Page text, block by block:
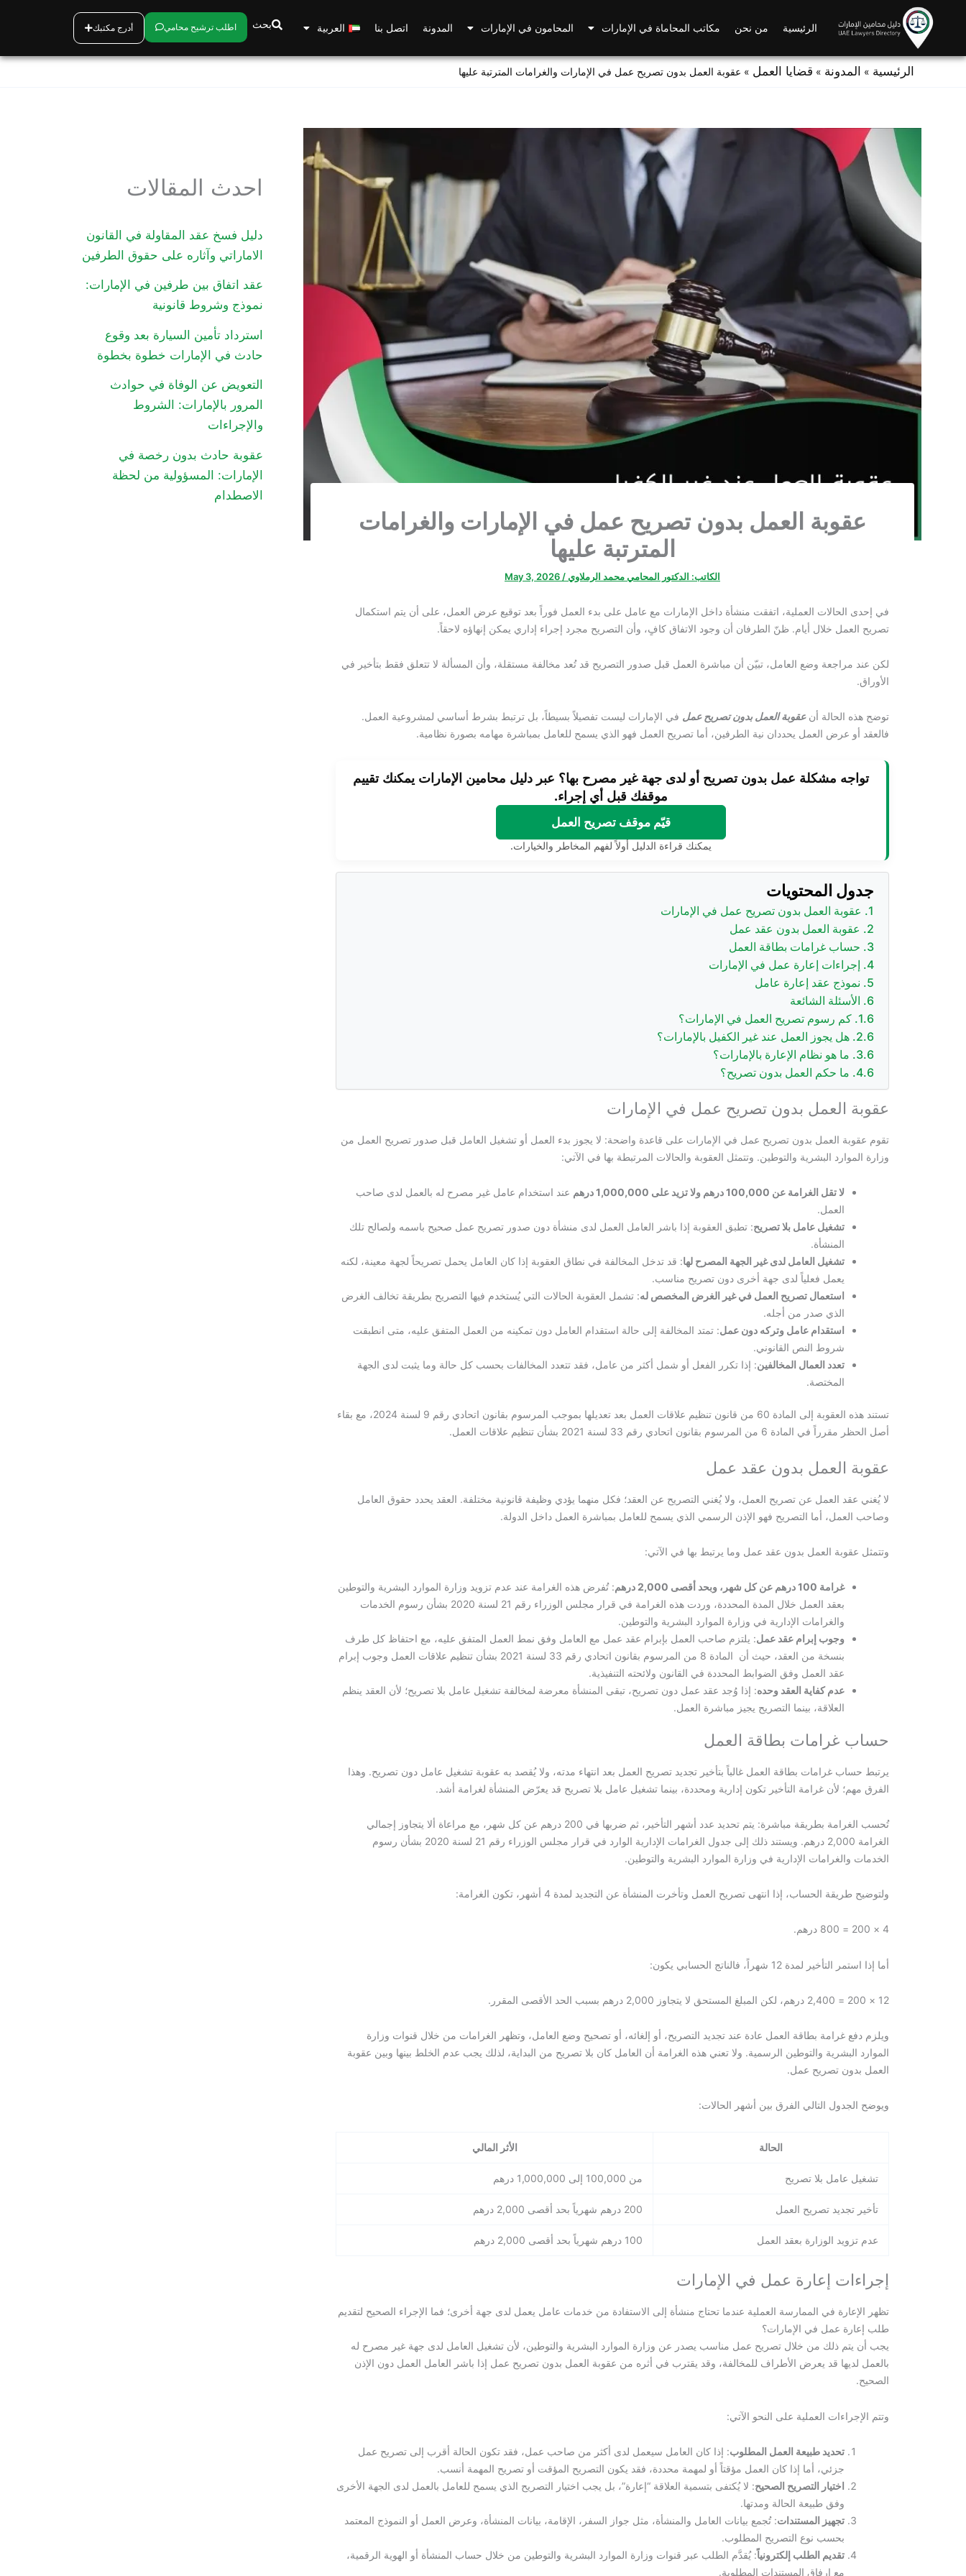
content
الرئيسية من نحن مكاتب المحاماة في الإمارات المحامون في الإمارات المدونة اتصل بنا العربية بحث اطلب ترشيح محامي أدرج مكتبك
الرئيسية » المدونة » قضايا العمل » عقوبة العمل بدون تصريح عمل في الإمارات والغرامات المترتبة عليها
عقوبة العمل بدون تصريح عمل في الإمارات والغرامات
المترتبة عليها
الكاتب: الدكتور المحامي محمد الرملاوي/
May 3, 2026
في إحدى الحالات العملية، اتفقت منشأة داخل الإمارات مع عامل على بدء العمل فوراً بعد توقيع عرض العمل، على أن يتم استكمال
تصريح العمل خلال أيام. ظنّ الطرفان أن وجود الاتفاق كافٍ، وأن التصريح مجرد إجراء إداري يمكن إنهاؤه لاحقاً.
لكن عند مراجعة وضع العامل، تبيّن أن مباشرة العمل قبل صدور التصريح قد تُعد مخالفة مستقلة، وأن المسألة لا تتعلق فقط بتأخير في
الأوراق.
توضح هذه الحالة أنعقوبة العمل بدون تصريح عمل في الإمارات ليست تفصيلاً بسيطاً، بل ترتبط بشرط أساسي لمشروعية العمل.
فالعقد أو عرض العمل يحددان نية الطرفين، أما تصريح العمل فهو الذي يسمح للعامل بمباشرة مهامه بصورة نظامية.
تواجه مشكلة عمل بدون تصريح أو لدى جهة غير مصرح بها؟ عبر دليل محامين الإمارات يمكنك تقييم
موقفك قبل أي إجراء.
قيّم موقف تصريح العمل
يمكنك قراءة الدليل أولاً لفهم المخاطر والخيارات.
جدول المحتويات
عقوبة العمل بدون تصريح عمل في الإمارات
عقوبة العمل بدون عقد عمل
حساب غرامات بطاقة العمل
إجراءات إعارة عمل في الإمارات
نموذج عقد إعارة عامل
الأسئلة الشائعة
كم رسوم تصريح العمل في الإمارات؟
هل يجوز العمل عند غير الكفيل بالإمارات؟
ما هو نظام الإعارة بالإمارات؟
ما حكم العمل بدون تصريح؟
عقوبة العمل بدون تصريح عمل في الإمارات
تقوم عقوبة العمل بدون تصريح عمل في الإمارات على قاعدة واضحة: لا يجوز بدء العمل أو تشغيل العامل قبل صدور تصريح العمل من
وزارة الموارد البشرية والتوطين. وتتمثل العقوبة والحالات المرتبطة بها في الآتي:
لا تقل الغرامة عن 100,000 درهم ولا تزيد على 1,000,000 درهم
عند استخدام عامل غير مصرح له بالعمل لدى صاحب
العمل.
تشغيل عامل بلا تصريح: تطبق العقوبة إذا باشر العامل العمل لدى منشأة دون صدور تصريح عمل صحيح باسمه ولصالح تلك
المنشأة.
تشغيل العامل لدى غير الجهة المصرح لها: قد تدخل المخالفة في نطاق العقوبة إذا كان العامل يحمل تصريحاً لجهة معينة، لكنه
يعمل فعلياً لدى جهة أخرى دون تصريح مناسب.
استعمال تصريح العمل في غير الغرض المخصص له: تشمل العقوبة الحالات التي يُستخدم فيها التصريح بطريقة تخالف الغرض
الذي صدر من أجله.
استقدام عامل وتركه دون عمل: تمتد المخالفة إلى حالة استقدام العامل دون تمكينه من العمل المتفق عليه، متى انطبقت
شروط النص القانوني.
تعدد العمال المخالفين: إذا تكرر الفعل أو شمل أكثر من عامل، فقد تتعدد المخالفات بحسب كل حالة وما يثبت لدى الجهة
المختصة.
تستند هذه العقوبة إلى المادة 60 من قانون تنظيم علاقات العمل بعد تعديلها بموجب المرسوم بقانون اتحادي رقم 9 لسنة 2024، مع بقاء
أصل الحظر مقرراً في المادة 6 من المرسوم بقانون اتحادي رقم 33 لسنة 2021 بشأن تنظيم علاقات العمل.
عقوبة العمل بدون عقد عمل
لا يُغني عقد العمل عن تصريح العمل، ولا يُغني التصريح عن العقد؛ فكل منهما يؤدي وظيفة قانونية مختلفة. العقد يحدد حقوق العامل
وصاحب العمل، أما التصريح فهو الإذن الرسمي الذي يسمح للعامل بمباشرة العمل داخل الدولة.
وتتمثل عقوبة العمل بدون عقد عمل وما يرتبط بها في الآتي:
غرامة 100 درهم عن كل شهر، وبحد أقصى 2,000 درهم
: تُفرض هذه الغرامة عند عدم تزويد وزارة الموارد البشرية والتوطين
بعقد العمل خلال المدة المحددة، وردت هذه الغرامة في قرار مجلس الوزراء رقم 21 لسنة 2020 بشأن رسوم الخدمات
والغرامات الإدارية في وزارة الموارد البشرية والتوطين.
وجوب إبرام عقد عمل: يلتزم صاحب العمل بإبرام عقد عمل مع العامل وفق نمط العمل المتفق عليه، مع احتفاظ كل طرف
بنسخة من العقد، حيث أن المادة 8 من المرسوم بقانون اتحادي رقم 33 لسنة 2021 بشأن تنظيم علاقات العمل وجوب إبرام
عقد العمل وفق الضوابط المحددة في القانون ولائحته التنفيذية.
عدم كفاية العقد وحده: إذا وُجد عقد عمل دون تصريح، تبقى المنشأة معرضة لمخالفة تشغيل عامل بلا تصريح؛ لأن العقد ينظم
العلاقة، بينما التصريح يجيز مباشرة العمل.
حساب غرامات بطاقة العمل
يرتبط حساب غرامات بطاقة العمل غالباً بتأخير تجديد تصريح العمل بعد انتهاء مدته، ولا يُقصد به عقوبة تشغيل عامل دون تصريح. وهذا
الفرق مهم؛ لأن غرامة التأخير تكون إدارية ومحددة، بينما تشغيل عامل بلا تصريح قد يعرّض المنشأة لغرامة أشد.
تُحسب الغرامة بطريقة مباشرة: يتم تحديد عدد أشهر التأخير، ثم ضربها في 200 درهم عن كل شهر، مع مراعاة ألا يتجاوز إجمالي
الغرامة 2,000 درهم. ويستند ذلك إلى جدول الغرامات الإدارية الوارد في قرار مجلس الوزراء رقم 21 لسنة 2020 بشأن رسوم
الخدمات والغرامات الإدارية في وزارة الموارد البشرية والتوطين.
ولتوضيح طريقة الحساب، إذا انتهى تصريح العمل وتأخرت المنشأة عن التجديد لمدة 4 أشهر، تكون الغرامة:
4 × 200 = 800 درهم.
أما إذا استمر التأخير لمدة 12 شهراً، فالناتج الحسابي يكون:
12 × 200 = 2,400 درهم، لكن المبلغ المستحق لا يتجاوز 2,000 درهم بسبب الحد الأقصى المقرر.
ويلزم دفع غرامة بطاقة العمل عادة عند تجديد التصريح، أو إلغائه، أو تصحيح وضع العامل، وتظهر الغرامات من خلال قنوات وزارة
الموارد البشرية والتوطين الرسمية. ولا تعني هذه الغرامة أن العامل كان بلا تصريح من البداية، لذلك يجب عدم الخلط بينها وبين عقوبة
العمل بدون تصريح عمل.
ويوضح الجدول التالي الفرق بين أشهر الحالات:
الحالة الأثر المالي
تشغيل عامل بلا تصريح من 100,000 إلى 1,000,000 درهم
تأخير تجديد تصريح العمل 200 درهم شهرياً بحد أقصى 2,000 درهم
عدم تزويد الوزارة بعقد العمل 100 درهم شهرياً بحد أقصى 2,000 درهم
إجراءات إعارة عمل في الإمارات
تظهر الإعارة في الممارسة العملية عندما تحتاج منشأة إلى الاستفادة من خدمات عامل يعمل لدى جهة أخرى؛ فما الإجراء الصحيح لتقديم
طلب إعارة عمل في الإمارات؟
يجب أن يتم ذلك من خلال تصريح عمل مناسب يصدر عن وزارة الموارد البشرية والتوطين، لأن تشغيل العامل لدى جهة غير مصرح له
بالعمل لديها قد يعرض الأطراف للمخالفة، وقد يقترب في أثره من عقوبة العمل بدون تصريح عمل إذا باشر العامل العمل دون الإذن
الصحيح.
وتتم الإجراءات العملية على النحو الآتي:
تحديد طبيعة العمل المطلوب: إذا كان العامل سيعمل لدى أكثر من صاحب عمل، فقد تكون الحالة أقرب إلى تصريح عمل
جزئي، أما إذا كان العمل مؤقتاً أو لمهمة محددة، فقد يكون التصريح المؤقت أو تصريح المهمة أنسب.
اختيار التصريح الصحيح: لا يُكتفى بتسمية العلاقة “إعارة”، بل يجب اختيار التصريح الذي يسمح للعامل بالعمل لدى الجهة الأخرى
وفق طبيعة الحالة ومدتها.
تجهيز المستندات: تُجمع بيانات العامل والمنشأة، مثل جواز السفر، الإقامة، بيانات المنشأة، وعرض العمل أو النموذج المعتمد
بحسب نوع التصريح المطلوب.
تقديم الطلب إلكترونياً: يُقدَّم الطلب عبر قنوات وزارة الموارد البشرية والتوطين من خلال حساب المنشأة أو الهوية الرقمية،
مع إرفاق المستندات المطلوبة.
احدث المقالات
دليل فسخ عقد المقاولة في القانون
الاماراتي وآثاره على حقوق الطرفين
عقد اتفاق بين طرفين في الإمارات:
نموذج وشروط قانونية
استرداد تأمين السيارة بعد وقوع
حادث في الإمارات خطوة بخطوة
التعويض عن الوفاة في حوادث
المرور بالإمارات: الشروط
والإجراءات
عقوبة حادث بدون رخصة في
الإمارات: المسؤولية من لحظة
الاصطدام